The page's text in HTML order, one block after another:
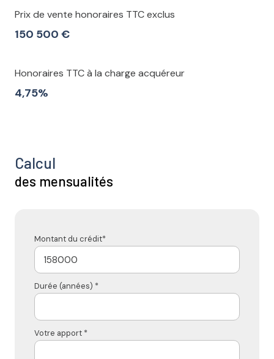
Prix de vente honoraires TTC exclus
150 500 €
Honoraires TTC à la charge acquéreur
4,75%
Calcul
des mensualités
Montant du crédit*
Durée (années) *
Votre apport *